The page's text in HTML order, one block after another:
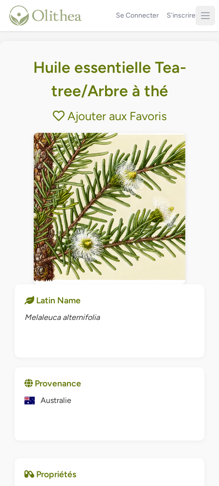
Se Connecter S'inscrire
Huile essentielle Tea-
tree/Arbre à thé
Ajouter aux Favoris
Latin Name
Melaleuca alternifolia
Provenance
Australie
Propriétés